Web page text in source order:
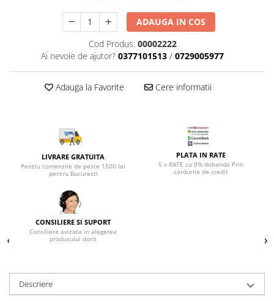
Saltele ieftine
Saltele cu plasa de arcuri
Saltele cu spuma
Scaune pentru bucatarie
Mobila bucatarie
Seturi mese si scaune bucatarie
Mobilier hol
Suporturi si rafturi pantofi
Seturi mobilier hol
Stender haine
Suport pentru umerase
Mobilier gradinita
Mese gradinita
Set mese si scaune gradinita
Mobilier copii
ADAUGA IN COS
Cod Produs: 00002222
Ai nevoie de ajutor? 0377101513 / 0729005977
Adauga la Favorite Cere informatii
LIVRARE GRATUITA
Pentru comenzile de peste 1500 lei
pentru Bucuresti
PLATA IN RATE
5 x RATE cu 0% dobanda Prin
cardurile de credit
CONSILIERE SI SUPORT
Consiliere avizata in alegerea
produsului dorit
Descriere